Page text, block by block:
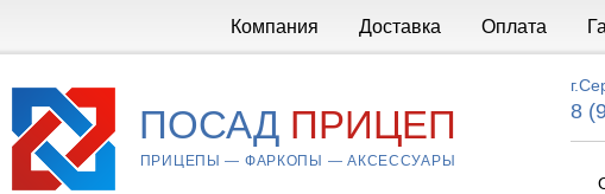
Компания Доставка Оплата
ПОСАД ПРИЦЕП
ПРИЦЕПЫ — ФАРКОПЫ — АКСЕССУАРЫ
8